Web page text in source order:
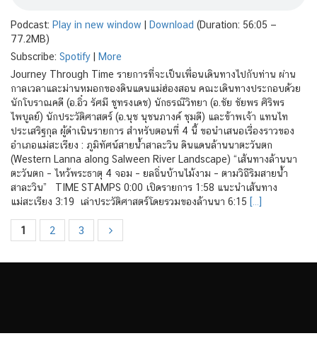
Podcast: Play in new window Download (Duration: 56:05 —
77.2MB)
Subscribe: Spotify
More
Journey Through Time รายการที่จะเป็นเพื่อนเดินทางไปกับท่าน ผ่าน
กาลเวลาและม่านหมอกของดินแดนแม่ฮ่องสอน คณะเดินทางประกอบด้วย
นักโบราณคดี (อ.อิ๋ว รัศมี ชูทรงเดช) นักธรณีวิทยา (อ.ชัย ชัยพร ศิริพร
ไพบูลย์) นักประวัติศาสตร์ (อ.นุช นุชนภางค์ ชุมดี) และข้าพเจ้า แทนไท
ประเสริฐกุล ผู้ดำเนินรายการ สำหรับตอนที่ 4 นี้ ขอนำเสนอเรื่องราวของ
อำเภอแม่สะเรียง : ภูมิทัศน์สายน้ำสาละวิน ดินแดนล้านนาตะวันตก
(Western Lanna along Salween River Landscape) “เส้นทางล้านนา
ตะวันตก – ไหว้พระธาตุ 4 จอม – ยลถิ่นบ้านไม้งาม – ตามวิถีริมสายน้ำ
สาละวิน” TIME STAMPS 0:00 เปิดรายการ 1:58 แนะนำเส้นทาง
แม่สะเรียง 3:19 เล่าประวัติศาสตร์โดยรวมของล้านนา 6:15 […]
1 2 3